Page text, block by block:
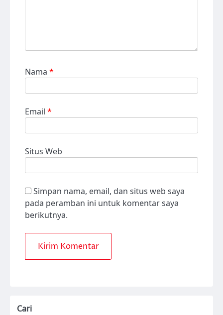
Nama *
Email *
Situs Web
Simpan nama, email, dan situs web saya
pada peramban ini untuk komentar saya
berikutnya.
Cari